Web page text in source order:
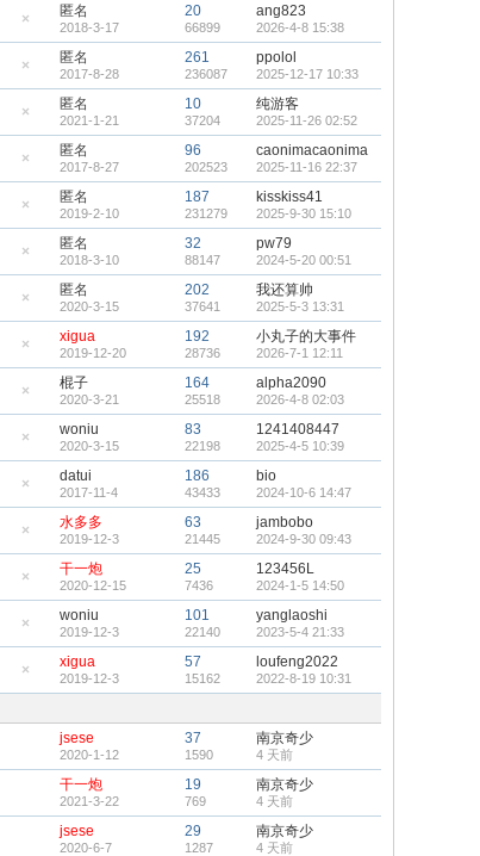
置
帖
藏
置
帖
匿名
2018-3-17
20
66899
ang823
2026-4-8 15:38
藏
置
帖
匿名
2017-8-28
261
236087
ppolol
2025-12-17 10:33
藏
置
帖
匿名
2021-1-21
10
37204
纯游客
2025-11-26 02:52
藏
置
帖
匿名
2017-8-27
96
202523
caonimacaonima
2025-11-16 22:37
藏
置
帖
匿名
2019-2-10
187
231279
kisskiss41
2025-9-30 15:10
藏
置
帖
匿名
2018-3-10
32
88147
pw79
2024-5-20 00:51
藏
置
帖
匿名
2020-3-15
202
37641
我还算帅
2025-5-3 13:31
藏
置
帖
xigua
2019-12-20
192
28736
小丸子的大事件
2026-7-1 12:11
藏
置
帖
棍子
2020-3-21
164
25518
alpha2090
2026-4-8 02:03
藏
置
帖
woniu
2020-3-15
83
22198
1241408447
2025-4-5 10:39
藏
置
帖
datui
2017-11-4
186
43433
bio
2024-10-6 14:47
藏
置
帖
水多多
2019-12-3
63
21445
jambobo
2024-9-30 09:43
藏
置
帖
干一炮
2020-12-15
25
7436
123456L
2024-1-5 14:50
藏
置
帖
woniu
2019-12-3
101
22140
yanglaoshi
2023-5-4 21:33
藏
顶
xigua
2019-12-3
57
15162
loufeng2022
2022-8-19 10:31
jsese
2020-1-12
37
1590
南京奇少
4 天前
干一炮
2021-3-22
19
769
南京奇少
4 天前
jsese
2020-6-7
29
1287
南京奇少
4 天前